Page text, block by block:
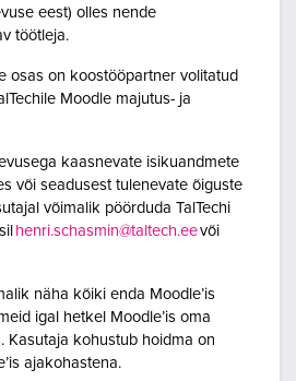
eest) olles nende
töötleja.
osas on koostööpartner volitatud
Moodle majutus- ja
kaasnevate isikuandmete
või seadusest tulenevate õiguste
võimalik pöörduda TalTechi
henri.schasmin@taltech.eevõi
näha kõiki enda Moodle’is
igal hetkel Moodle’is oma
Kasutaja kohustub hoidma on
ajakohastena.